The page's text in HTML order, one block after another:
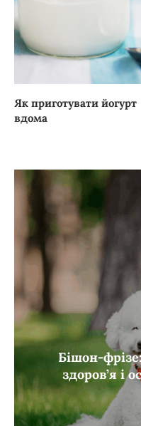
Як приготувати йогурт
вдома
Бішон-
здоров’я і